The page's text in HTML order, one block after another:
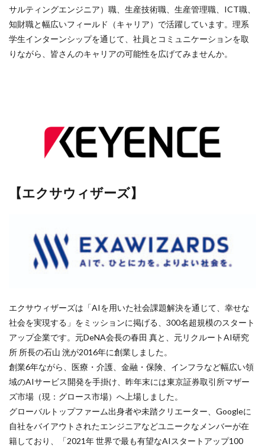
サルティングエンジニア）職、生産技術職、生産管理職、ICT職、
知財職と幅広いフィールド（キャリア）で活躍しています。理系
学生インターンシップを通じて、社員とコミュニケーションを取
りながら、皆さんのキャリアの可能性を広げてみませんか。
【エクサウィザーズ】
エクサウィザーズは「AIを用いた社会課題解決を通じて、幸せな
社会を実現する」をミッションに掲げる、300名超規模のスタート
アップ企業です。 元DeNA会長の春田 真と、元リクルートAI研究
所 所長の石山 洸が2016年に創業しました。
創業6年ながら、医療・介護、金融・保険、インフラなど幅広い領
域のAIサービス開発を手掛け、昨年末には東京証券取引所マザー
ズ市場（現：グロース市場）へ上場しました。
グローバルトップファーム出身者や未踏クリエーター、Googleに
自社をバイアウトされたエンジニアなどユニークなメンバーが在
籍しており、「2021年 世界で最も有望なAIスタートアップ100